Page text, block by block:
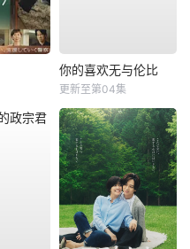
你的喜欢无与伦比
更新至第04集